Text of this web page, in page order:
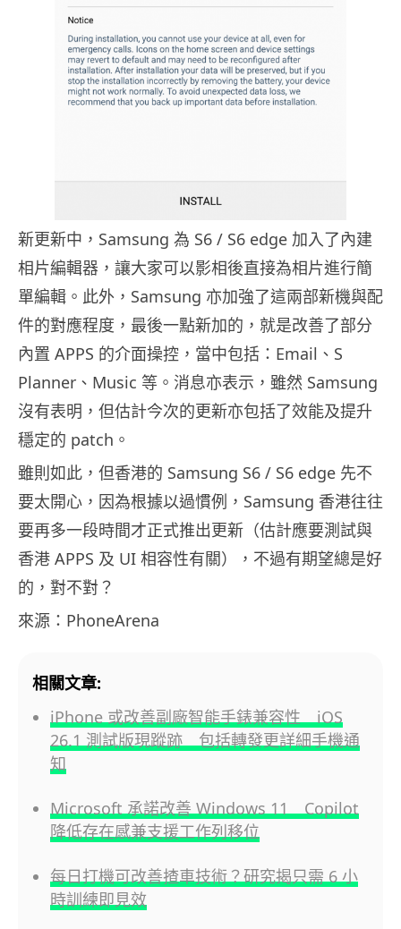
新更新中，Samsung 為 S6 / S6 edge 加入了內建
相片編輯器，讓大家可以影相後直接為相片進行簡
單編輯。此外，Samsung 亦加強了這兩部新機與配
件的對應程度，最後一點新加的，就是改善了部分
內置 APPS 的介面操控，當中包括：Email、S
Planner、Music 等。消息亦表示，雖然 Samsung
沒有表明，但估計今次的更新亦包括了效能及提升
穩定的 patch。
雖則如此，但香港的 Samsung S6 / S6 edge 先不
要太開心，因為根據以過慣例，Samsung 香港往往
要再多一段時間才正式推出更新（估計應要測試與
香港 APPS 及 UI 相容性有關），不過有期望總是好
的，對不對？
來源：PhoneArena
相關文章:
iPhone 或改善副廠智能手錶兼容性 iOS
26.1 測試版現蹤跡 包括轉發更詳細手機通
知
Microsoft 承諾改善 Windows 11 Copilot
降低存在感兼支援工作列移位
每日打機可改善揸車技術？研究揭只需 6 小
時訓練即見效